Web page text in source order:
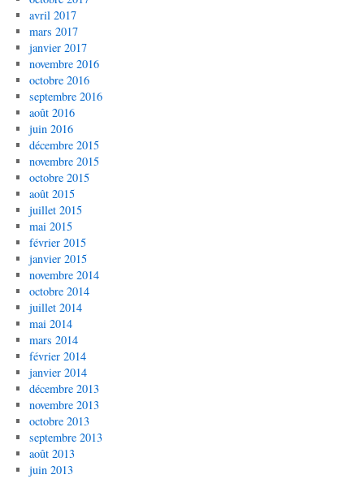
avril 2017
mars 2017
janvier 2017
novembre 2016
octobre 2016
septembre 2016
août 2016
juin 2016
décembre 2015
novembre 2015
octobre 2015
août 2015
juillet 2015
mai 2015
février 2015
janvier 2015
novembre 2014
octobre 2014
juillet 2014
mai 2014
mars 2014
février 2014
janvier 2014
décembre 2013
novembre 2013
octobre 2013
septembre 2013
août 2013
juin 2013